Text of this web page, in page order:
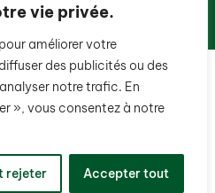
vie privée.
améliorer votre
des publicités ou des
notre trafic. En
», vous consentez à notre
rejeter Accepter tout